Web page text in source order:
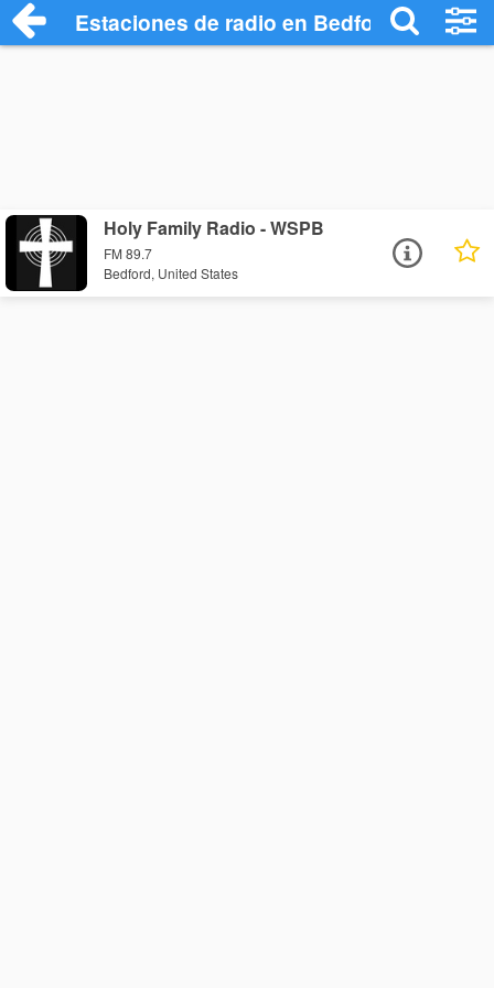
Estaciones de radio en Bedford -
Holy Family Radio - WSPB
FM 89.7
Bedford, United States